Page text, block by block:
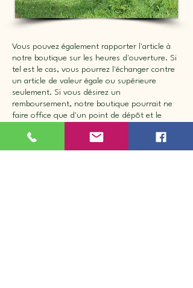
Vous pouvez également rapporter l'article à
notre boutique sur les heures d'ouverture. Si
tel est le cas, vous pourrez l'échanger contre
un article de valeur égale ou supérieure
seulement. Si vous désirez un
remboursement, notre boutique pourrait ne
faire office que d'un point de dépôt et le
ultérieurement.